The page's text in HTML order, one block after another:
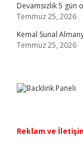
Devamsızlık 5
Temmuz 25, 2026
Kemal Sunal
Temmuz 25, 2026
Reklam ve